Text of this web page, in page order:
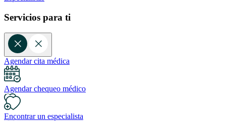
Servicios para ti
Agendar cita médica
Agendar chequeo médico
Encontrar un especialista